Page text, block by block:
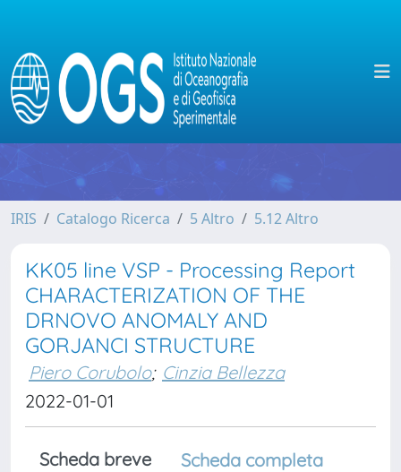
IRIS Catalogo Ricerca 5 Altro 5.12 Altro
KK05 line VSP - Processing Report
CHARACTERIZATION OF THE
DRNOVO ANOMALY AND
GORJANCI STRUCTURE
Piero Corubolo; Cinzia Bellezza
2022-01-01
Scheda breve
Scheda completa